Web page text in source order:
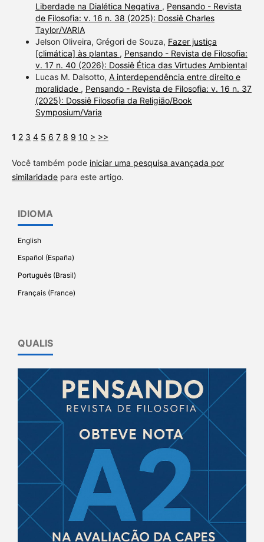
Liberdade na Dialética Negativa , Pensando - Revista
de Filosofia: v. 16 n. 38 (2025): Dossiê Charles
Taylor/VARIA
Jelson Oliveira, Grégori de Souza, Fazer justiça
[climática] às plantas , Pensando - Revista de Filosofia:
v. 17 n. 40 (2026): Dossiê Ética das Virtudes Ambiental
Lucas M. Dalsotto, A interdependência entre direito e
moralidade , Pensando - Revista de Filosofia: v. 16 n. 37
(2025): Dossiê Filosofia da Religião/Book
Symposium/Varia
1 2 3 4 5 6 7 8 9 10 > >>
Você também pode iniciar uma pesquisa avançada por
similaridadepara este artigo.
IDIOMA
English
Español (España)
Português (Brasil)
Français (France)
QUALIS